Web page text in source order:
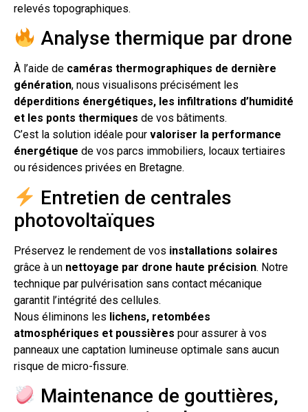
relevés topographiques.
Analyse thermique par drone
À l’aide de caméras thermographiques de dernière
génération, nous visualisons précisément les
déperditions énergétiques, les infiltrations d’humidité
et les ponts thermiques de vos bâtiments.
C’est la solution idéale pour valoriser la performance
énergétique de vos parcs immobiliers, locaux tertiaires
ou résidences privées en Bretagne.
Entretien de centrales
photovoltaïques
Préservez le rendement de vos installations solaires
grâce à un nettoyage par drone haute précision. Notre
technique par pulvérisation sans contact mécanique
garantit l’intégrité des cellules.
Nous éliminons les lichens, retombées
atmosphériques et poussières pour assurer à vos
panneaux une captation lumineuse optimale sans aucun
risque de micro-fissure.
Maintenance de gouttières,